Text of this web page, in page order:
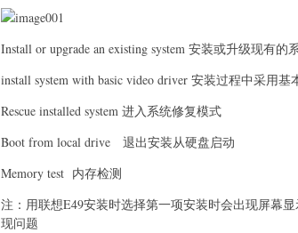
Install or upgrade an existing system 安装或升级现有的
install system with basic video driver 安装过程中采用基
Rescue installed system 进入系统修复模式
Boot from local drive 退出安装从硬盘启动
Memory test 内存检测
注：用联想E49安装时选择第一项安装时会出现屏幕
现问题